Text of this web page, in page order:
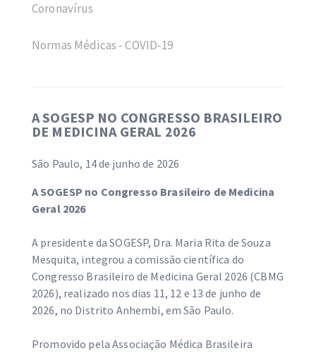
Coronavírus
Normas Médicas - COVID-19
A SOGESP NO CONGRESSO BRASILEIRO
DE MEDICINA GERAL 2026
São Paulo, 14 de junho de 2026
A SOGESP no Congresso Brasileiro de Medicina
Geral 2026
A presidente da SOGESP, Dra. Maria Rita de Souza
Mesquita, integrou a comissão científica do
Congresso Brasileiro de Medicina Geral 2026 (CBMG
2026), realizado nos dias 11, 12 e 13 de junho de
2026, no Distrito Anhembi, em São Paulo.
Promovido pela Associação Médica Brasileira